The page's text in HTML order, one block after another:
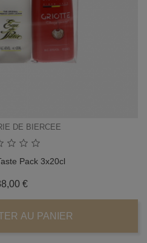
DE BIERCEE
Pack 3x20cl
€Prix
AU PANIER